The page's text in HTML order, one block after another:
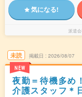
気になる!
派遣会
未読
NEW
掲載日 2026/08/07
夜勤＝待機多め
介護スタッフ＊